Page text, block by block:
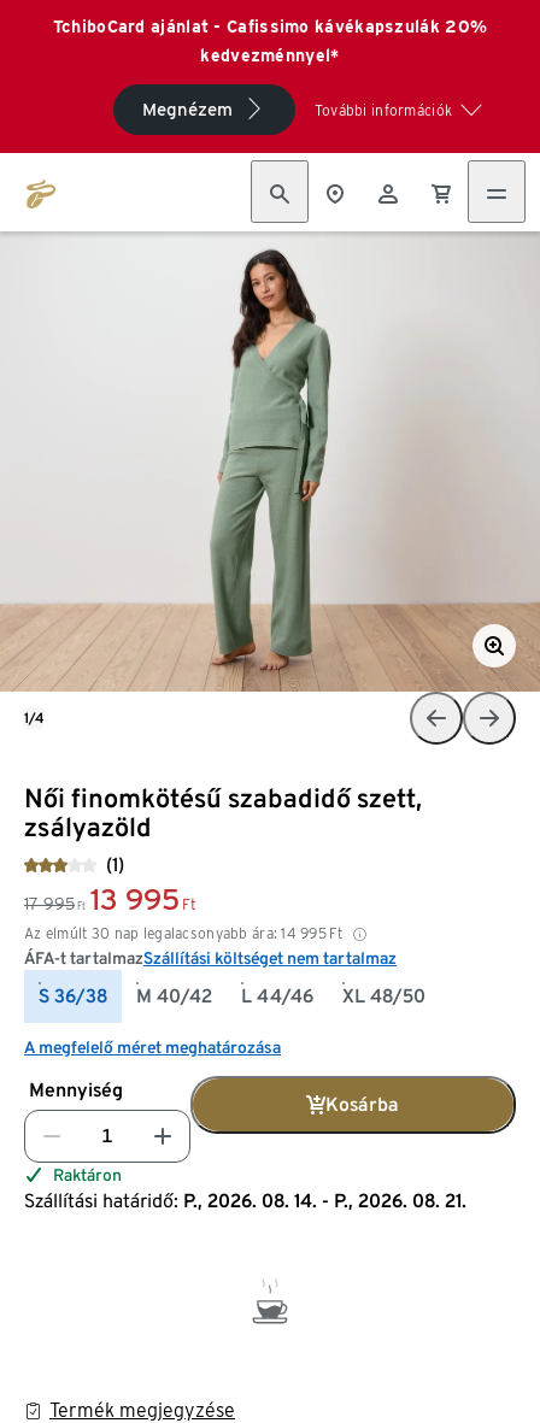
TchiboCard ajánlat - Cafissimo kávékapszulák 20%
kedvezménnyel*
Megnézem További információk
Női finomkötésű szabadidő szett,
zsályazöld
(1)
17 995 Ft 13 995 Ft
Az elmúlt 30 nap legalacsonyabb ára: 14 995 Ft
ÁFA-t tartalmazSzállítási költséget nem tartalmaz
S 36/38 M 40/42 L 44/46 XL 48/50
A megfelelő méret meghatározása
Mennyiség
Kosárba
Raktáron
Szállítási határidő: P., 2026. 08. 14. - P., 2026. 08. 21.
Termék megjegyzése
1/4